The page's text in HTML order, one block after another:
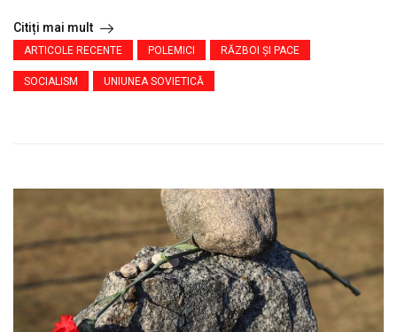
Citiți mai mult
ARTICOLE RECENTE POLEMICI RĂZBOI ŞI PACE
SOCIALISM UNIUNEA SOVIETICĂ